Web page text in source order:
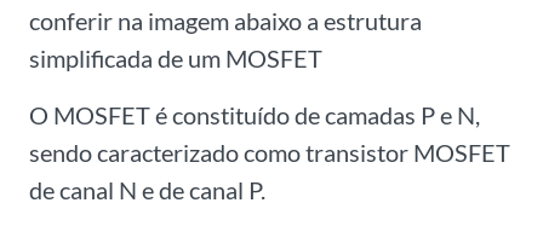
conferir na imagem abaixo a estrutura
simplificada de um MOSFET
O MOSFET é constituído de camadas P e N,
sendo caracterizado como transistor MOSFET
de canal N e de canal P.